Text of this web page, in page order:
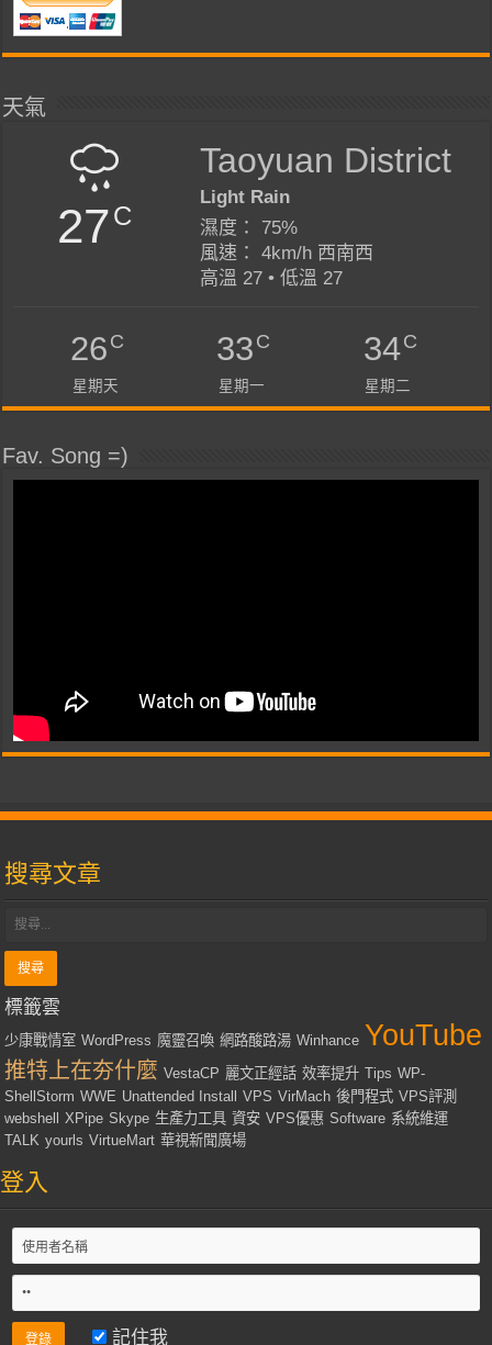
天氣
27C
Taoyuan District
Light Rain
濕度： 75%
風速： 4km/h 西南西
高溫 27 • 低溫 27
26C
星期天
33C
星期一
34C
星期二
Fav. Song =)
搜尋文章
標籤雲
少康戰情室 WordPress 魔靈召喚 網路酸路湯 Winhance YouTube
推特上在夯什麼 VestaCP 麗文正經話 效率提升 Tips WP-
ShellStorm WWE Unattended Install VPS VirMach 後門程式 VPS評測
webshell
XPipe Skype 生產力工具 資安 VPS優惠 Software 系統維運
TALK yourls VirtueMart 華視新聞廣場
登入
記住我